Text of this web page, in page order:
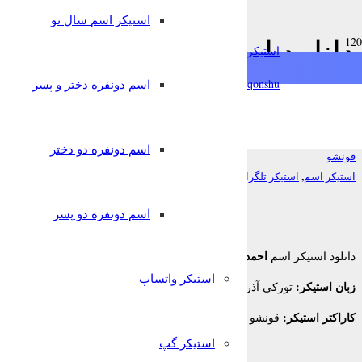
استیکرساز
qonshu@
استیکر اسم سال نو
اسم دونفره دختر و پسر
اسم دونفره دو دختر
اسم دونفره دو پسر
استیکر واتساپ
استیکر گپ
دانلود استیکر اسم احمد
تلگرام
قونشو
استیکر اسم, استیکر تلگرام
دانلود استیکر اسم احمد
زبان استیکر: تورکی آذربایجانی
کاراکتر استیکر: قونشو